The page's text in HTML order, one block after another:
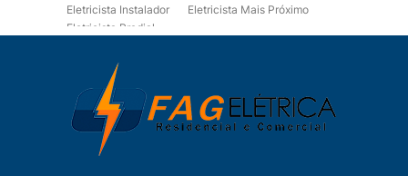
Eletricista Instalador
Eletricista Mais Próximo
Eletricista Predial
Eletricista Residencial
Eletricista Residencial E Predial
Eletricistas de Manutenção
Empresa de Instalações Elétricas
Empresa de Manutenção Eletrica
Empresa de Prestação de Serviços Eletricos